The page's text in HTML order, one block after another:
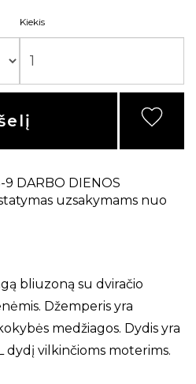
Kiekis
9 DARBO DIENOS
uzsakymams nuo
bliuzoną su dviračio
Džemperis yra
medžiagos. Dydis yra
dydį vilkinčioms moterims.